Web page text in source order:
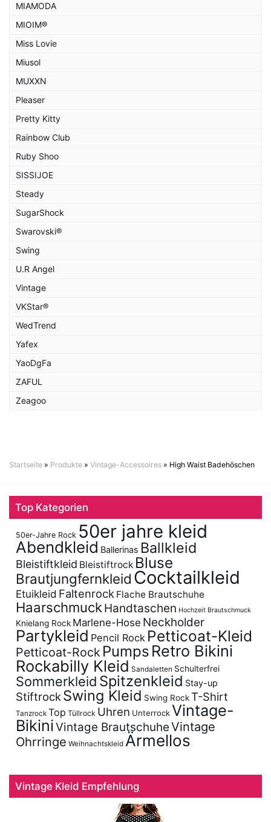
MIAMODA
MIOIM®
Miss Lovie
Miusol
MUXXN
Pleaser
Pretty Kitty
Rainbow Club
Ruby Shoo
SISSIJOE
Steady
SugarShock
Swarovski®
Swing
U.R Angel
Vintage
VKStar®
WedTrend
Yafex
YaoDgFa
ZAFUL
Zeagoo
Startseite » Produkte » Vintage-Accessoires » High Waist Badehöschen
Top Kategorien
50er-Jahre Rock 50er jahre kleid
Abendkleid Ballerinas Ballkleid
Bleistiftkleid Bleistiftrock Bluse
Brautjungfernkleid Cocktailkleid
Etuikleid Faltenrock Flache Brautschuhe
Haarschmuck Handtaschen Hochzeit Brautschmuck
Knielang Rock Marlene-Hose Neckholder
Partykleid Pencil Rock Petticoat-Kleid
Petticoat-Rock Pumps Retro Bikini
Rockabilly Kleid Sandaletten Schulterfrei
Sommerkleid Spitzenkleid Stay-up
Stiftrock Swing Kleid Swing RockT-Shirt
Tanzrock Top Tüllrock Uhren UnterrockVintage-
BikiniVintage BrautschuheVintage
Ohrringe Weihnachtskleid Ärmellos
Vintage Kleid Empfehlung